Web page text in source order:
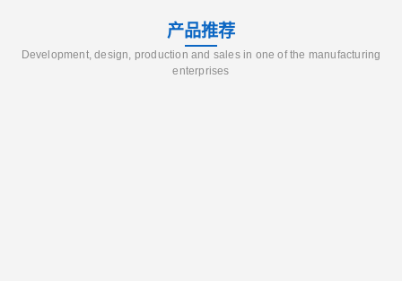
产品推荐
Development, design, production and sales in one of the manufacturing
enterprises